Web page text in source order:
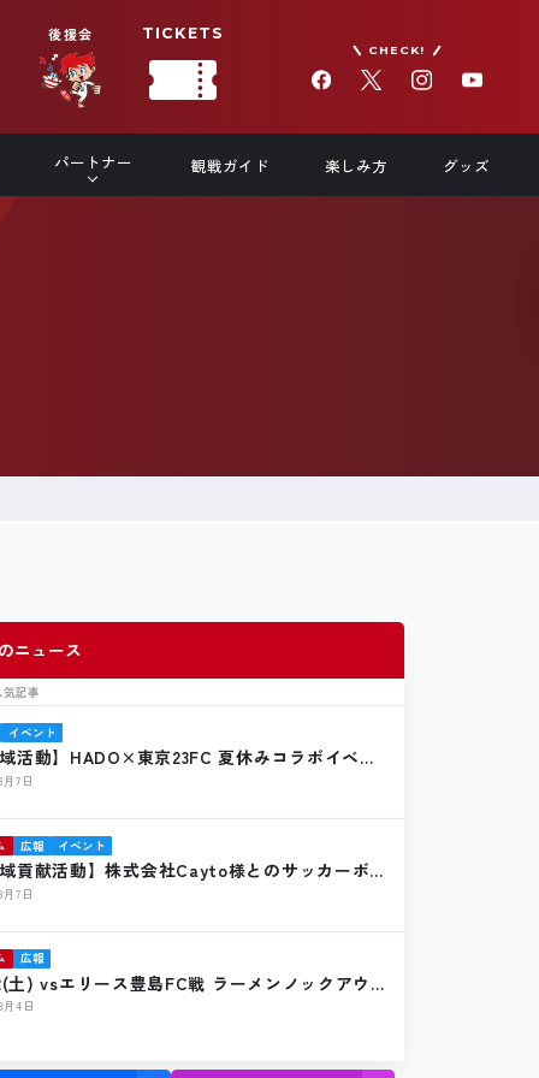
後援会 TICKETS
CHECK!
パートナー 観戦ガイド 楽しみ方 グッズ
ニュース
気記事
イベント
域活動】HADO×東京23FC 夏休みコラボイベン
報告
月7日
広報 イベント
域貢献活動】株式会社Cayto様とのサッカーボー
のお知らせ
月7日
広報
土) vsエリース豊島FC戦 ラーメンノックアウ
のお知らせ
月4日